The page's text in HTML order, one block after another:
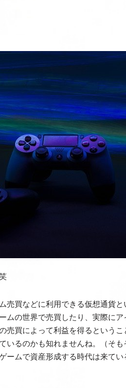
売買などに利用できる仮想通貨
ムの世界で売買したり、実際に
売買によって利益を得るという
いるのかも知れませんね。（そ
ームで資産形成する時代は来て